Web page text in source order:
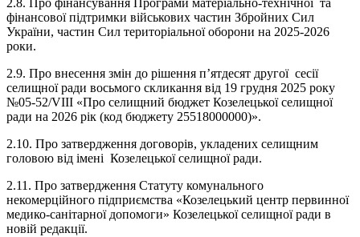
2.8. Про фінансування Програми матеріально-технічної та
фінансової підтримки військових частин Збройних Сил
України, частин Сил територіальної оборони на 2025-2026
роки.
2.9. Про внесення змін до рішення п’ятдесят другої сесії
селищної ради восьмого скликання від 19 грудня 2025 року
№05-52/VIII «Про селищний бюджет Козелецької селищної
ради на 2026 рік (код бюджету 25518000000)».
2.10. Про затвердження договорів, укладених селищним
головою від імені Козелецької селищної ради.
2.11. Про затвердження Статуту комунального
некомерційного підприємства «Козелецький центр первинної
медико-санітарної допомоги» Козелецької селищної ради в
новій редакції.